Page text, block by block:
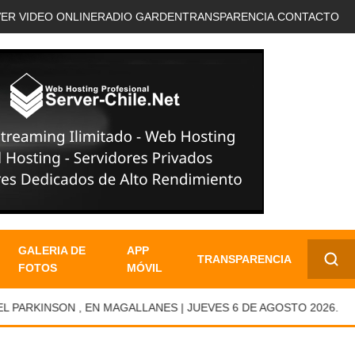
VIDEO ONLINERADIO GARDENTRANSPARENCIA. CONTACTO
GALERIA DE
FOTOS
APP
MÓVIL
TRANSPARENCIA
✕
, EN MAGALLANES | JUEVES 6 DE AGOSTO 2026.